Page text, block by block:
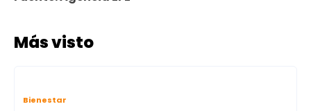
Más visto
Bienestar